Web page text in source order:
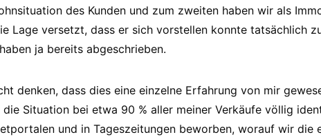
des Kunden und zum zweiten haben wir als
Lage versetzt, dass er sich vorstellen konnte tatsächlich
ja bereits abgeschrieben.
denken, dass dies eine einzelne Erfahrung von mir
die Situation bei etwa 90 % aller meiner Verkäufe völlig
und in Tageszeitungen beworben, worauf wir die